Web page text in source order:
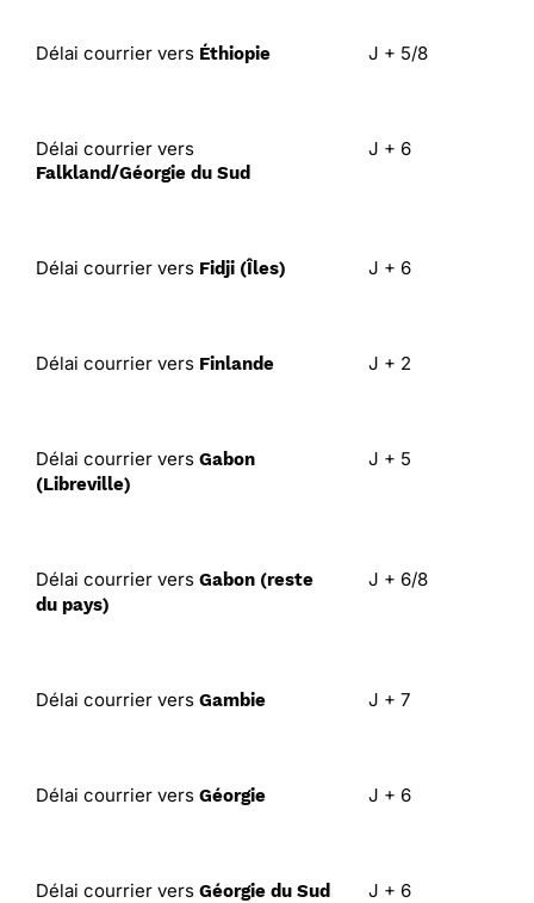
Délai courrier vers Éthiopie J + 5/8
Délai courrier vers
Falkland/Géorgie du Sud
J + 6
Délai courrier vers Fidji (Îles) J + 6
Délai courrier vers Finlande J + 2
Délai courrier vers Gabon
(Libreville)
J + 5
Délai courrier vers Gabon (reste
du pays)
J + 6/8
Délai courrier vers Gambie J + 7
Délai courrier vers Géorgie J + 6
Délai courrier vers Géorgie du Sud J + 6